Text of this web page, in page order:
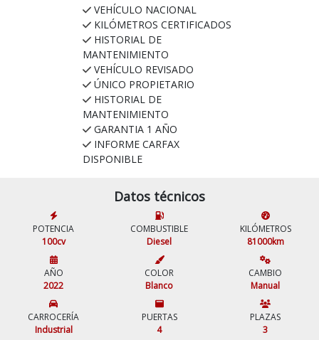
VEHÍCULO NACIONAL
KILÓMETROS CERTIFICADOS
HISTORIAL DE
MANTENIMIENTO
VEHÍCULO REVISADO
ÚNICO PROPIETARIO
HISTORIAL DE
MANTENIMIENTO
GARANTIA 1 AÑO
INFORME CARFAX
DISPONIBLE
Datos técnicos
POTENCIA
100cv
COMBUSTIBLE
Diesel
KILÓMETROS
81000km
AÑO
2022
COLOR
Blanco
CAMBIO
Manual
CARROCERÍA
Industrial
PUERTAS
4
PLAZAS
3